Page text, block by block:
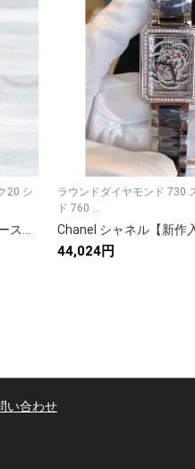
20 シ
Chanel シャネル✨CHANEL レディースウォッチ✨ クォーツ式 高級セラミック 316Lステンレス ミネラルガラス 防水 30mm 40mm💎 贈り物に最適🎁
ラウンドダイヤモンド 730
ド 760 ...
44,024円
い合わせ